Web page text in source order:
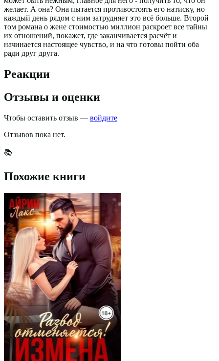
желает. А она? Она пытается противостоять его натиску, но
каждый день рядом с ним затрудняет это всё больше. Второй
том романа о жене стоимостью миллион раскроет все тайны
их отношений, покажет, где заканчивается расчёт и
начинается настоящее чувство, и на что готовы пойти оба
ради друг друга.
Реакции
Отзывы и оценки
Чтобы оставить отзыв — войдите
Отзывов пока нет.
📚
Похожие книги